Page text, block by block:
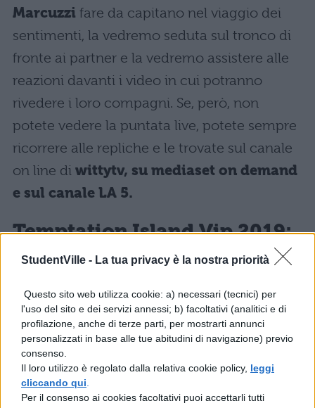
StudentVille - La tua privacy è la nostra priorità
Questo sito web utilizza cookie: a) necessari (tecnici) per
l'uso del sito e dei servizi annessi; b) facoltativi (analitici e di
profilazione, anche di terze parti, per mostrarti annunci
personalizzati in base alle tue abitudini di navigazione) previo
consenso.
Il loro utilizzo è regolato dalla relativa cookie policy, leggi
cliccando qui
Per il consenso ai cookies facoltativi puoi accettarli tutti
Marcuzzi fare da capitano nel viaggio dei
sentimenti, la vedremo seduta sul tronco di
fronte ai partner e la vedremo assistere alle
reazioni davanti i video in cui potranno
rivedere i loro compagni. Se, però, non
potete vedere la puntata live, potete sempre
ricorrere alle repliche e le trovate sul canale
on line di wittytv, su mediaset on demand
e sul canale LA 5.
Temptation Island Vip 2019:
data e giorno di messa in
onda
Quest’anno il programma cambia faccia! Al
timone nel viaggio dei sentimenti avremo
una raggiante
le ultime sfortunate edizioni dell’Isola dei
Famosi, torna su canale 5 in prima serata a